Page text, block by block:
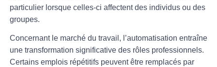
particulier lorsque celles-ci affectent des individus ou des
groupes.
Concernant le marché du travail , l’automatisation entraîne
une transformation significative des rôles professionnels.
Certains emplois répétitifs peuvent être remplacés par